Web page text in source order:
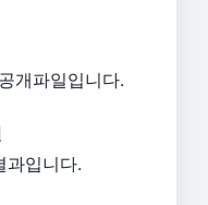
개파일입니다.
과입니다.